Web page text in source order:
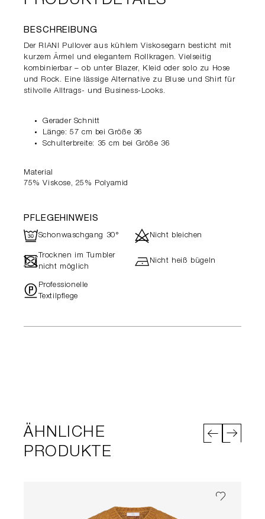
BESCHREIBUNG
Der RIANI Pullover aus kühlem Viskosegarn besticht mit
kurzem Ärmel und elegantem Rollkragen. Vielseitig
kombinierbar – ob unter Blazer, Kleid oder solo zu Hose
und Rock. Eine lässige Alternative zu Bluse und Shirt für
stilvolle Alltrags- und Business-Looks.
Gerader Schnitt
Länge: 57 cm bei Größe 36
Schulterbreite: 35 cm bei Größe 36
Material
75% Viskose, 25% Polyamid
PFLEGEHINWEIS
RSchonwaschgang 30° dNicht bleichen
- Trocknen im Tumbler
nicht möglich
hNicht heiß bügeln
"Professionelle
Textilpflege
ÄHNLICHE
PRODUKTE